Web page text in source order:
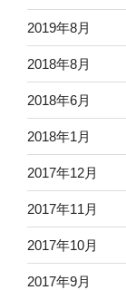
2019年8月
2018年8月
2018年6月
2018年1月
2017年12月
2017年11月
2017年10月
2017年9月